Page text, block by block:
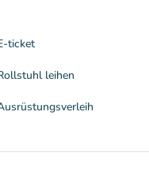
ticket
leihen